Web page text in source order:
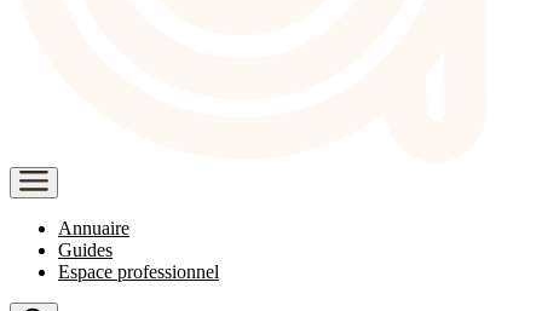
Annuaire
Guides
Espace professionnel